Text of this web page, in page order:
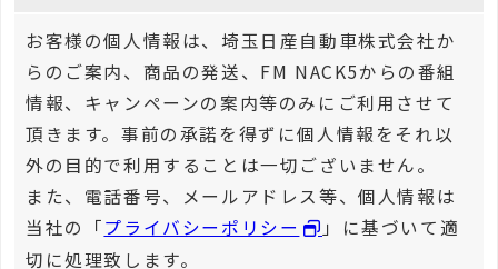
お客様の個人情報は、埼玉日産自動車株式会社か
らのご案内、商品の発送、FM NACK5からの番組
情報、キャンペーンの案内等のみにご利用させて
頂きます。事前の承諾を得ずに個人情報をそれ以
外の目的で利用することは一切ございません。
また、電話番号、メールアドレス等、個人情報は
当社の「プライバシーポリシー
」に基づいて適
切に処理致します。